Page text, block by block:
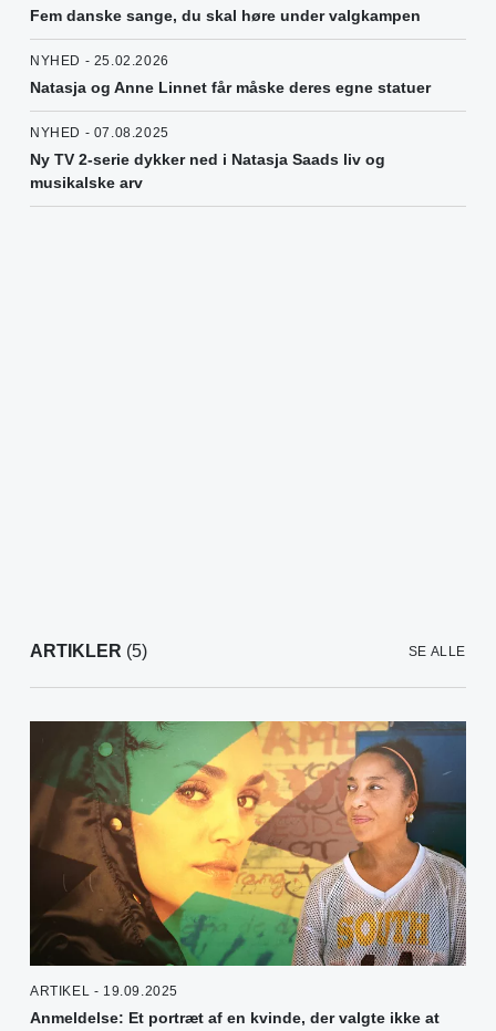
Fem danske sange, du skal høre under valgkampen
NYHED - 25.02.2026
Natasja og Anne Linnet får måske deres egne statuer
NYHED - 07.08.2025
Ny TV 2-serie dykker ned i Natasja Saads liv og
musikalske arv
ARTIKLER (5) SE ALLE
ARTIKEL - 19.09.2025
Anmeldelse: Et portræt af en kvinde, der valgte ikke at